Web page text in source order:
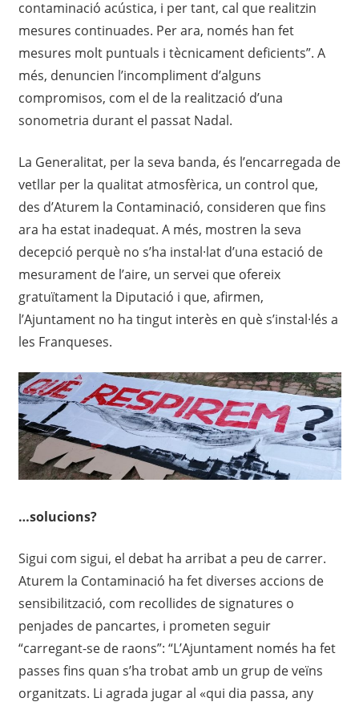
contaminació acústica, i per tant, cal que realitzin
mesures continuades. Per ara, només han fet
mesures molt puntuals i tècnicament deficients”. A
més, denuncien l’incompliment d’alguns
compromisos, com el de la realització d’una
sonometria durant el passat Nadal.
La Generalitat, per la seva banda, és l’encarregada de
vetllar per la qualitat atmosfèrica, un control que,
des d’Aturem la Contaminació, consideren que fins
ara ha estat inadequat. A més, mostren la seva
decepció perquè no s’ha instal·lat d’una estació de
mesurament de l’aire, un servei que ofereix
gratuïtament la Diputació i que, afirmen,
l’Ajuntament no ha tingut interès en què s’instal·lés a
les Franqueses.
…solucions?
Sigui com sigui, el debat ha arribat a peu de carrer.
Aturem la Contaminació ha fet diverses accions de
sensibilització, com recollides de signatures o
penjades de pancartes, i prometen seguir
“carregant-se de raons”: “L’Ajuntament només ha fet
passes fins quan s’ha trobat amb un grup de veïns
organitzats. Li agrada jugar al «qui dia passa, any